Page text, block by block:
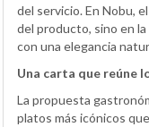
del servicio. En Nobu,
del producto, sino en
con una elegancia
Una carta que reúne
La propuesta
platos más icónicos